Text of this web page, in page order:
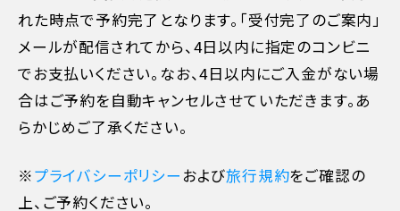
11日目に当たる日以前 無料
れた時点で予約完了となります。「受付完了のご案内」
メールが配信されてから、4日以内に指定のコンビニ
でお支払いください。なお、4日以内にご入金がない場
合はご予約を自動キャンセルさせていただきます。あ
らかじめご了承ください。
※プライバシーポリシーおよび旅行規約をご確認の
上、ご予約ください。